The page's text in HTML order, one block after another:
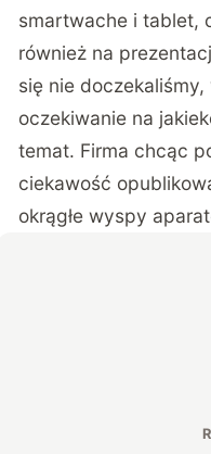
smartwache i tablet,
również na
się nie
oczekiwanie na
temat. Firma chcąc
ciekawość
okrągłe wyspy